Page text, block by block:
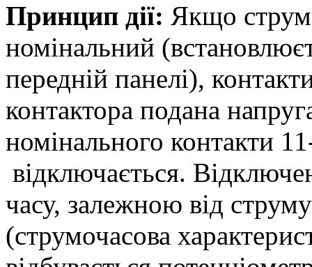
Принцип дії: Якщо струм
номінальний
передній панелі),
контактора подана
номінального контакти
відключається.
часу, залежною від
(струмочасова